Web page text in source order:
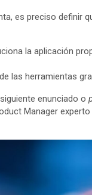
es preciso definir
la aplicación
las herramientas
enunciado o
Manager